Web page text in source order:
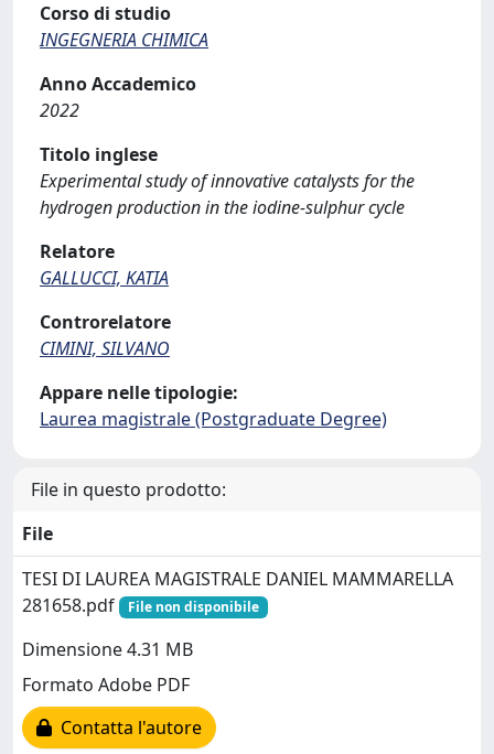
Corso di studio
INGEGNERIA CHIMICA
Anno Accademico
2022
Titolo inglese
Experimental study of innovative catalysts for the
hydrogen production in the iodine-sulphur cycle
Relatore
GALLUCCI, KATIA
Controrelatore
CIMINI, SILVANO
Appare nelle tipologie:
Laurea magistrale (Postgraduate Degree)
File in questo prodotto:
File
TESI DI LAUREA MAGISTRALE DANIEL MAMMARELLA
281658.pdf
File non disponibile
Dimensione 4.31 MB
Formato Adobe PDF
Contatta l'autore